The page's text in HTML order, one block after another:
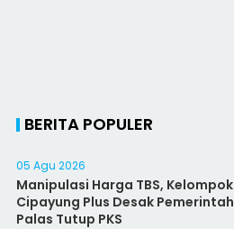
BERITA POPULER
05 Agu 2026
Manipulasi Harga TBS, Kelompok
Cipayung Plus Desak Pemerintah
Palas Tutup PKS